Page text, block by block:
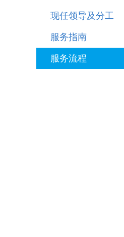
现任领导及分工
服务指南
服务流程